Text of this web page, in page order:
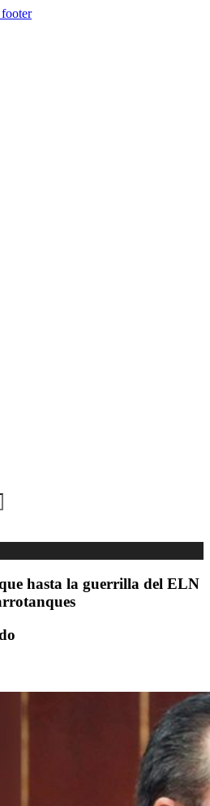
hasta la guerrilla del ELN